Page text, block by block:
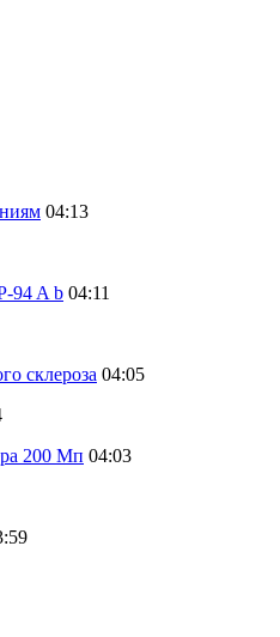
04:13
94 A b 04:11
склероза 04:05
200 Мп 04:03